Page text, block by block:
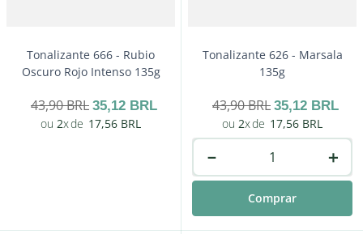
Tonalizante 666 - Rubio
Oscuro Rojo Intenso 135g
43,90BRL 35,12 BRL
2
17,56 BRL
Tonalizante 626 - Marsala
135g
43,90BRL 35,12 BRL
2
17,56 BRL
＋
－
Comprar